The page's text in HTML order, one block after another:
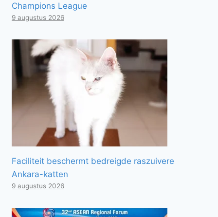
Champions League
9 augustus 2026
Faciliteit beschermt bedreigde raszuivere
Ankara-katten
9 augustus 2026